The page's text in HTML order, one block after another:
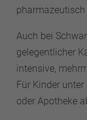
Auch bei
gelegentlicher
intensive,
Für Kinder
oder Apotheke